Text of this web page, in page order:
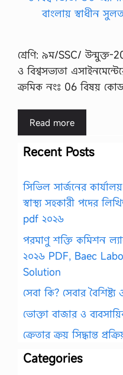
শ্রেণি: ৯ম/SSC/ উন্মুক্ত-
ও বিশ্বসভ্যতা
ক্রমিক নংঃ 06 বিষয়
Read more
Recent Posts
সিভিল সার্জনের
স্বাস্থ্য সহকারী পদের
pdf ২০২৬
পরমাণু শক্তি কমিশন
২০২৬ PDF, Baec
Solution
সেবা কি? সেবার
ভোক্তা বাজার ও
ক্রেতার ক্রয় সিদ্ধান্ত
Categories